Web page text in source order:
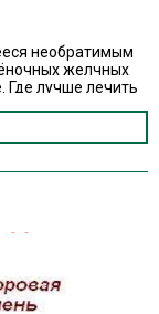
необратимым
желчных
Где лучше лечить